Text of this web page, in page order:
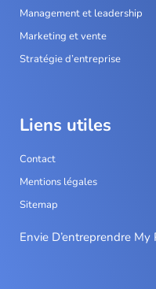
Management et leadership
Marketing et vente
Stratégie d’entreprise
Liens utiles
Contact
Mentions légales
Sitemap
Envie D’entreprendre My